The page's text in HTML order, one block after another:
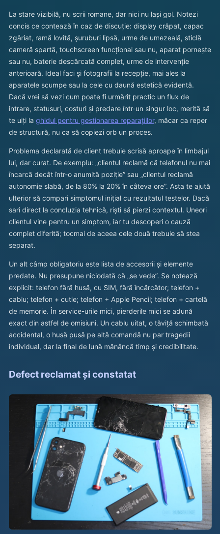
La stare vizibilă, nu scrii romane, dar nici nu lași gol. Notezi
concis ce contează în caz de discuție: display crăpat, capac
zgâriat, ramă lovită, șuruburi lipsă, urme de umezeală, sticlă
cameră spartă, touchscreen funcțional sau nu, aparat pornește
sau nu, baterie descărcată complet, urme de intervenție
anterioară. Ideal faci și fotografii la recepție, mai ales la
aparatele scumpe sau la cele cu daună estetică evidentă.
Dacă vrei să vezi cum poate fi urmărit practic un flux de
intrare, statusuri, costuri și predare într-un singur loc, merită să
te uiți la ghidul pentru gestionarea reparațiilor, măcar ca reper
de structură, nu ca să copiezi orb un proces.
Problema declarată de client trebuie scrisă aproape în limbajul
lui, dar curat. De exemplu: „clientul reclamă că telefonul nu mai
încarcă decât într-o anumită poziție” sau „clientul reclamă
autonomie slabă, de la 80% la 20% în câteva ore”. Asta te ajută
ulterior să compari simptomul inițial cu rezultatul testelor. Dacă
sari direct la concluzia tehnică, riști să pierzi contextul. Uneori
clientul vine pentru un simptom, iar tu descoperi o cauză
complet diferită; tocmai de aceea cele două trebuie să stea
separat.
Un alt câmp obligatoriu este lista de accesorii și elemente
predate. Nu presupune niciodată că „se vede”. Se notează
explicit: telefon fără husă, cu SIM, fără încărcător; telefon +
cablu; telefon + cutie; telefon + Apple Pencil; telefon + cartelă
de memorie. În service-urile mici, pierderile mici se adună
exact din astfel de omisiuni. Un cablu uitat, o tăviță schimbată
accidental, o husă pusă pe altă comandă nu par tragedii
individual, dar la final de lună mănâncă timp și credibilitate.
Defect reclamat și constatat